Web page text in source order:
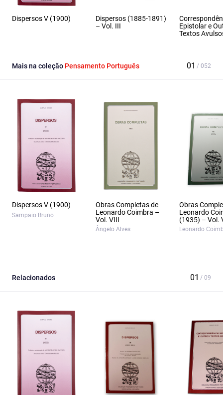
Dispersos V (1900)
Dispersos (1885-1891)
– Vol. III
Epistolar e
Textos
Mais na coleção Pensamento Português
Dispersos V (1900)
Sampaio Bruno
Obras Completas de
Leonardo Coimbra –
Vol. VIII
Ângelo Alves
Obras
Leonardo
(1935) – Vol.
Leonardo
Relacionados